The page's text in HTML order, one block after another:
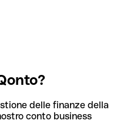
delle finanze della
conto business